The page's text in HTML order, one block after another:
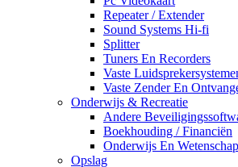
Repeater / Extender
Sound Systems Hi-fi
Splitter
Tuners En Recorders
Vaste
Vaste Zender En
Onderwijs & Recreatie
Andere
Boekhouding / Financiën
Onderwijs En
Opslag